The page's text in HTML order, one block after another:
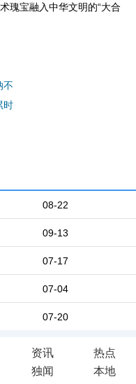
瑰宝融入中华文明的“大合
不
时
08-22
09-13
07-17
07-04
07-20
资讯
热点
独闻 本地